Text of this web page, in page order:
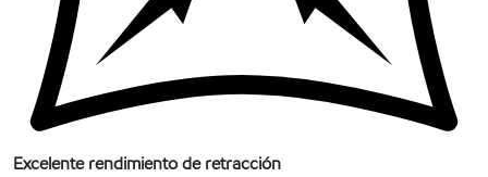
Excelente rendimiento de retracción